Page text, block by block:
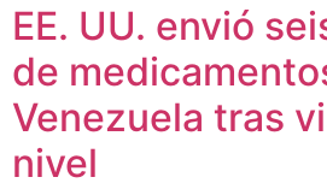
EE. UU. envió
de
Venezuela tras
nivel